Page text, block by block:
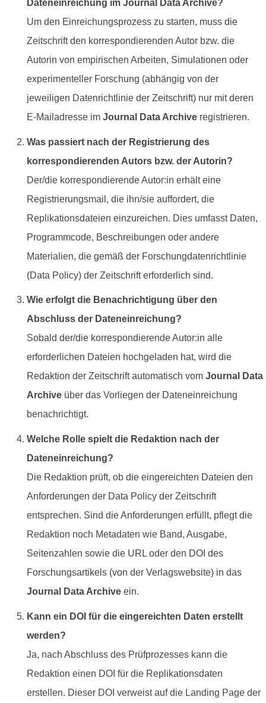
Dateneinreichung im Journal Data Archive?
Um den Einreichungsprozess zu starten, muss die
Zeitschrift den korrespondierenden Autor bzw. die
Autorin von empirischen Arbeiten, Simulationen oder
experimenteller Forschung (abhängig von der
jeweiligen Datenrichtlinie der Zeitschrift) nur mit deren
E-Mailadresse im Journal Data Archiveregistrieren.
Was passiert nach der Registrierung des
korrespondierenden Autors bzw. der Autorin?
Der/die korrespondierende Autor:in erhält eine
Registrierungsmail, die ihn/sie auffordert, die
Replikationsdateien einzureichen. Dies umfasst Daten,
Programmcode, Beschreibungen oder andere
Materialien, die gemäß der Forschungdatenrichtlinie
(Data Policy) der Zeitschrift erforderlich sind.
Wie erfolgt die Benachrichtigung über den
Abschluss der Dateneinreichung?
Sobald der/die korrespondierende Autor:in alle
erforderlichen Dateien hochgeladen hat, wird die
Redaktion der Zeitschrift automatisch vom Journal Data
Archiveüber das Vorliegen der Dateneinreichung
benachrichtigt.
Welche Rolle spielt die Redaktion nach der
Dateneinreichung?
Die Redaktion prüft, ob die eingereichten Dateien den
Anforderungen der Data Policy der Zeitschrift
entsprechen. Sind die Anforderungen erfüllt, pflegt die
Redaktion noch Metadaten wie Band, Ausgabe,
Seitenzahlen sowie die URL oder den DOI des
Forschungsartikels (von der Verlagswebsite) in das
Journal Data Archiveein.
Kann ein DOI für die eingereichten Daten erstellt
werden?
Ja, nach Abschluss des Prüfprozesses kann die
Redaktion einen DOI für die Replikationsdaten
erstellen. Dieser DOI verweist auf die Landing Page der